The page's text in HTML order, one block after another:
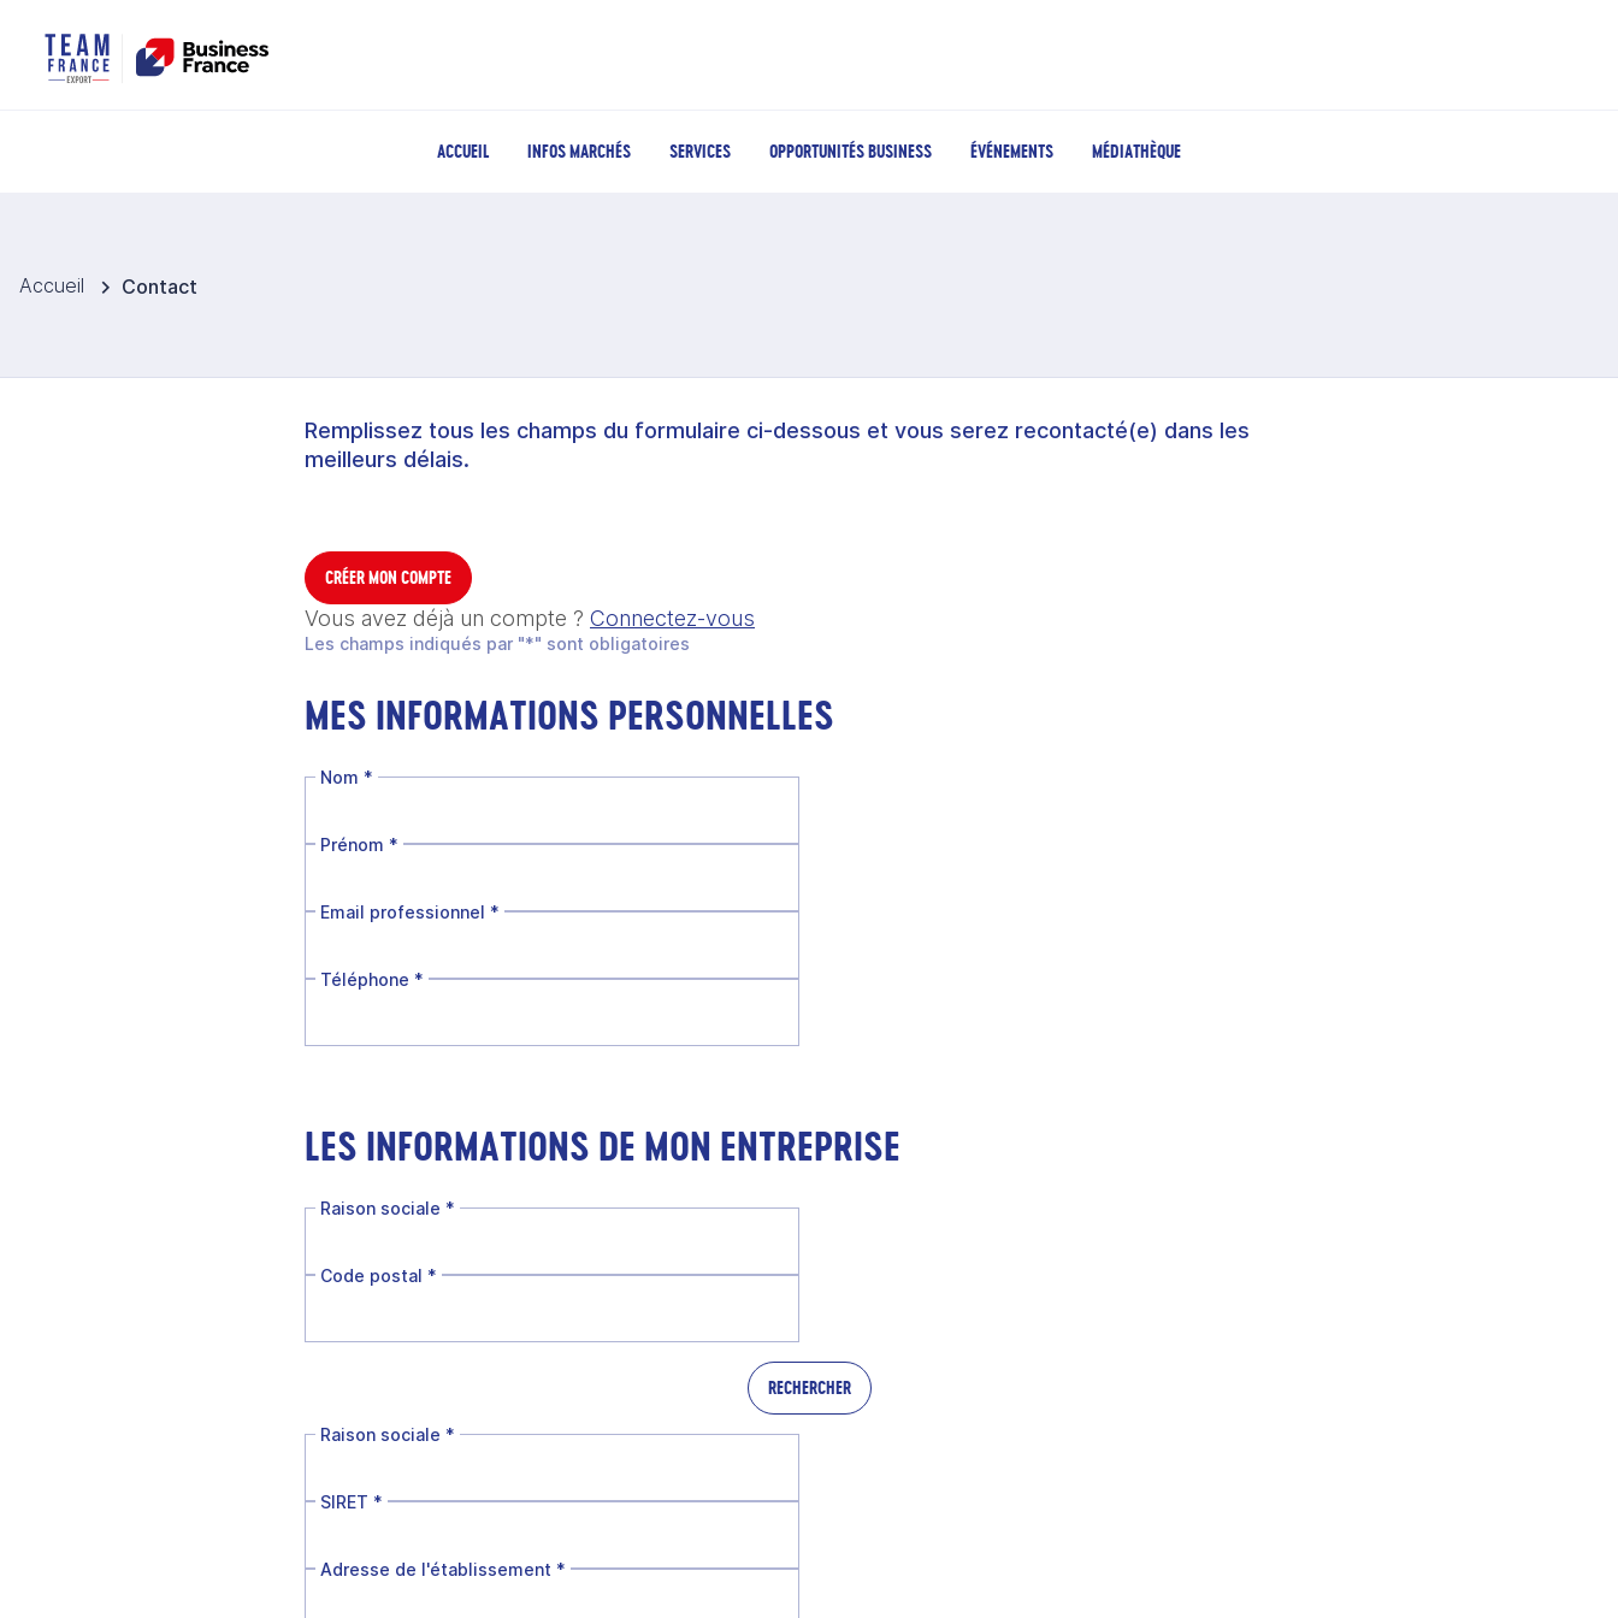
ACCUEIL INFOS MARCHÉS SERVICES OPPORTUNITÉS BUSINESS ÉVÉNEMENTS MÉDIATHÈQUE
Accueil Contact
Remplissez tous les champs du formulaire ci-dessous et vous serez recontacté(e) dans les
meilleurs délais.
CRÉER MON COMPTE
Vous avez déjà un compte ? Connectez-vous
Les champs indiqués par "*" sont obligatoires
MES INFORMATIONS PERSONNELLES
Nom *
Prénom *
Email professionnel *
Téléphone *
LES INFORMATIONS DE MON ENTREPRISE
Raison sociale *
Code postal *
RECHERCHER
Raison sociale *
SIRET *
Adresse de l'établissement *